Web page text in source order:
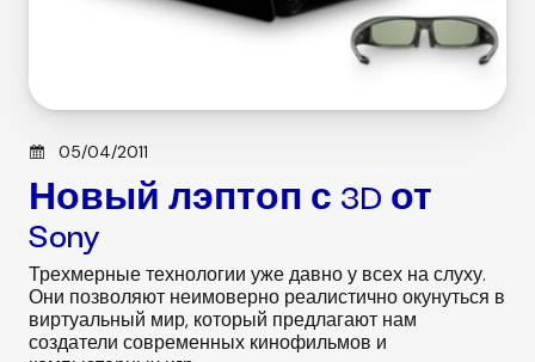
Posted on
05/04/2011
Новый лэптоп с 3D от
Sony
Трехмерные технологии уже давно у всех на слуху.
Они позволяют неимоверно реалистично окунуться в
виртуальный мир, который предлагают нам
создатели современных кинофильмов и